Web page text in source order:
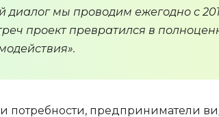
мы проводим ежегодно с
проект превратился в
потребности, предприниматели